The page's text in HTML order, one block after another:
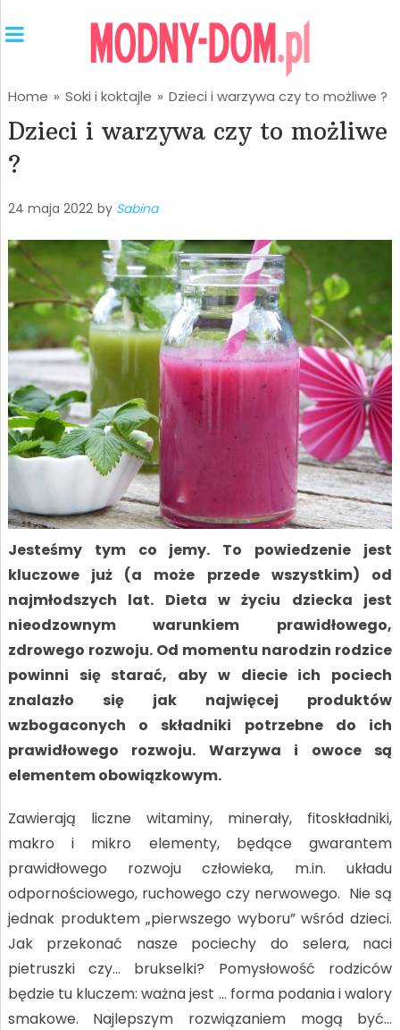
Home » Soki i koktajle » Dzieci i warzywa czy to możliwe ?
Dzieci i warzywa czy to możliwe
?
24 maja 2022 by Sabina
Jesteśmy tym co jemy. To powiedzenie jest
kluczowe już (a może przede wszystkim) od
najmłodszych lat. Dieta w życiu dziecka jest
nieodzownym warunkiem prawidłowego,
zdrowego rozwoju. Od momentu narodzin rodzice
powinni się starać, aby w diecie ich pociech
znalazło się jak najwięcej produktów
wzbogaconych o składniki potrzebne do ich
prawidłowego rozwoju. Warzywa i owoce są
elementem obowiązkowym.
Zawierają liczne witaminy, minerały, fitoskładniki,
makro i mikro elementy, będące gwarantem
prawidłowego rozwoju człowieka, m.in. układu
odpornościowego, ruchowego czy nerwowego. Nie są
jednak produktem „pierwszego wyboru” wśród dzieci.
Jak przekonać nasze pociechy do selera, naci
pietruszki czy… brukselki? Pomysłowość rodziców
będzie tu kluczem: ważna jest … forma podania i walory
smakowe. Najlepszym rozwiązaniem mogą być…